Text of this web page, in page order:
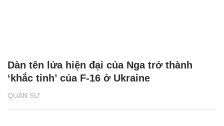
QUÂN SỰ
Dàn tên lửa hiện đại của Nga trở thành
‘khắc tinh’ của F-16 ở Ukraine